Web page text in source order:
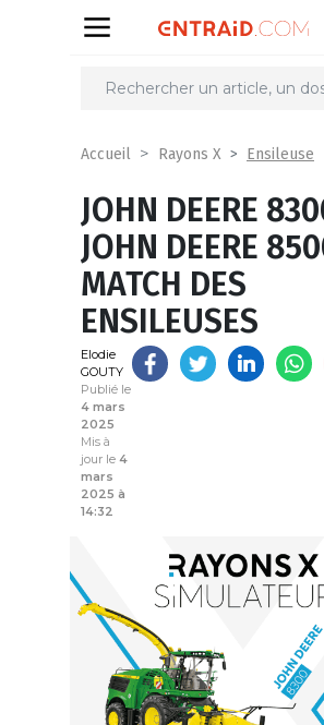
Partager
Accueil Rayons X Ensileuse
JOHN DEERE
JOHN DEERE
MATCH DES
ENSILEUSES
Elodie
GOUTY
Publié le
4 mars
2025
Mis à
jour le 4
mars
2025 à
14:32